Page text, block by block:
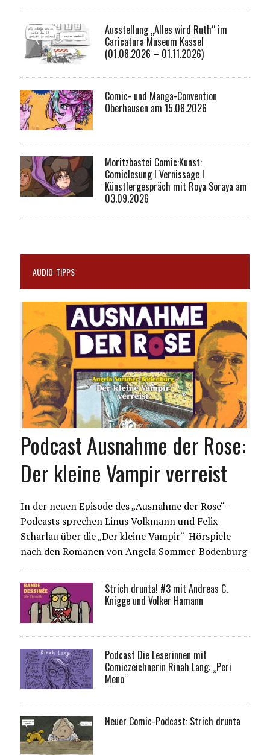
Ausstellung „Alles wird Ruth“ im
Caricatura Museum Kassel
(01.08.2026 – 01.11.2026)
Comic- und Manga-Convention
Oberhausen am 15.08.2026
Moritzbastei Comic:Kunst:
Comiclesung I Vernissage I
Künstlergespräch mit Roya Soraya am
03.09.2026
AUDIO-TIPPS
Podcast Ausnahme der Rose:
Der kleine Vampir verreist
In der neuen Episode des „Ausnahme der Rose“-
Podcasts sprechen Linus Volkmann und Felix
Scharlau über die „Der kleine Vampir“-Hörspiele
nach den Romanen von Angela Sommer-Bodenburg
Strich drunta! #3 mit Andreas C.
Knigge und Volker Hamann
Podcast Die Leserinnen mit
Comiczeichnerin Rinah Lang: „Peri
Meno“
Neuer Comic-Podcast: Strich drunta